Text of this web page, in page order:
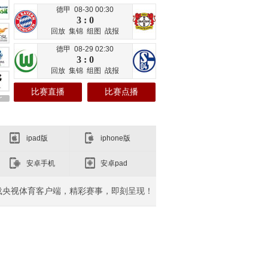
德甲 08-30 00:30
3 : 0
回放 集锦 组图 战报
德甲 08-29 02:30
3 : 0
回放 集锦 组图 战报
比赛直播 比赛点播
ipad版 iphone版
安卓手机 安卓pad
央视体育客户端，精彩赛事，即刻呈现！